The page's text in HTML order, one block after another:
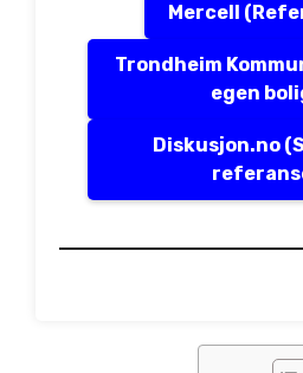
Mercell
Trondheim
egen
Diskusjon.no